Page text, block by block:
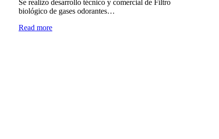
Se realizo desarrollo técnico y comercial de Filtro
biológico de gases odorantes…
Read more